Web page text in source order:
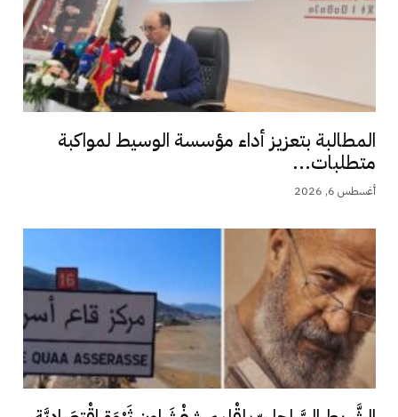
المطالبة بتعزيز أداء مؤسسة الوسيط لمواكبة
متطلبات...
أغسطس 6, 2026